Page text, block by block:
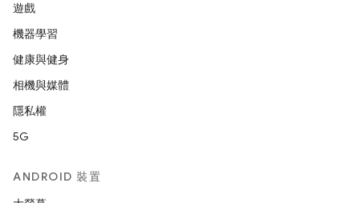
遊戲
機器學習
健康與健身
相機與媒體
隱私權
5G
ANDROID 裝置